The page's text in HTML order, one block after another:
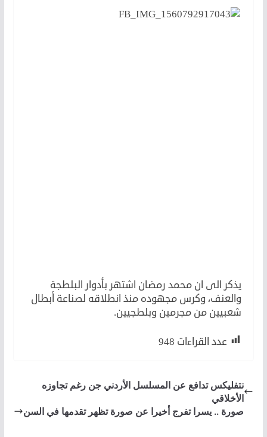
يذكر الى ان محمد رمضان اشتهر بأدوار البلطجة
والعنف، وكرس مجهوده منذ انطلاقه لصناعة أبطال
شعبيين من مجرمين وبلطجيين.
عدد القراءات 948
نتفليكس تدافع عن المسلسل الأردني جن رغم تجاوزه
الأخلاقي
صورة .. يسرا تفرج أخيرا عن صورة تظهر تقدمها في السن